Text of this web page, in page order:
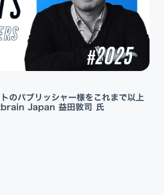
トのパブリッシャー様をこれまで以上
Japan 益田敦司 氏